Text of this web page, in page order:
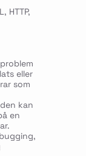
HTTP,
eller
som
kan
en